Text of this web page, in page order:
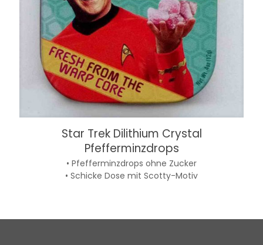
Star Trek Dilithium Crystal
Pfefferminzdrops
• Pfefferminzdrops ohne Zucker
• Schicke Dose mit Scotty-Motiv